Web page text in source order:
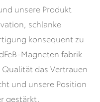
unsere Produkt
schlanke
konsequent zu
Magneten fabrik
das Vertrauen
und unsere Position
gestärkt.